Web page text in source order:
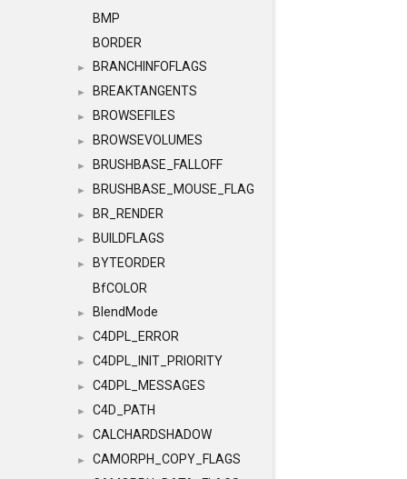
BMP
BORDER
► BRANCHINFOFLAGS
► BREAKTANGENTS
► BROWSEFILES
► BROWSEVOLUMES
► BRUSHBASE_FALLOFF
► BRUSHBASE_MOUSE_FLAG
► BR_RENDER
► BUILDFLAGS
►
BYTEORDER
BfCOLOR
► BlendMode
► C4DPL_ERROR
► C4DPL_INIT_PRIORITY
► C4DPL_MESSAGES
► C4D_PATH
► CALCHARDSHADOW
►
CAMORPH_COPY_FLAGS